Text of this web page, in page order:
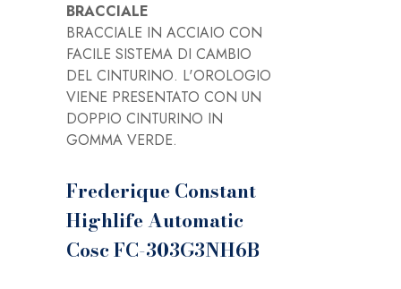
BRACCIALE
BRACCIALE IN ACCIAIO CON
FACILE SISTEMA DI CAMBIO
DEL CINTURINO. L'OROLOGIO
VIENE PRESENTATO CON UN
DOPPIO CINTURINO IN
GOMMA VERDE.
Frederique Constant
Highlife Automatic
Cosc FC-303G3NH6B